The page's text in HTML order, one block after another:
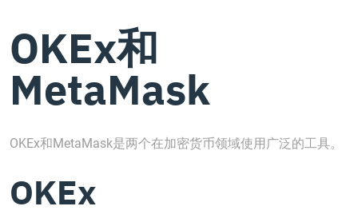
OKEx和
MetaMask
OKEx和MetaMask是两个在加密货币领域使用广泛的工具。
OKEx